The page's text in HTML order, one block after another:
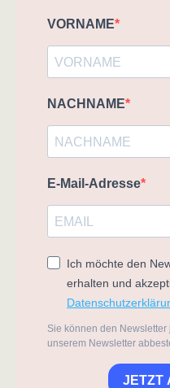
VORNAME
NACHNAME
E-Mail-Adresse
Ich möchte den
erhalten und
Sie können den
unserem Newsletter
JETZT